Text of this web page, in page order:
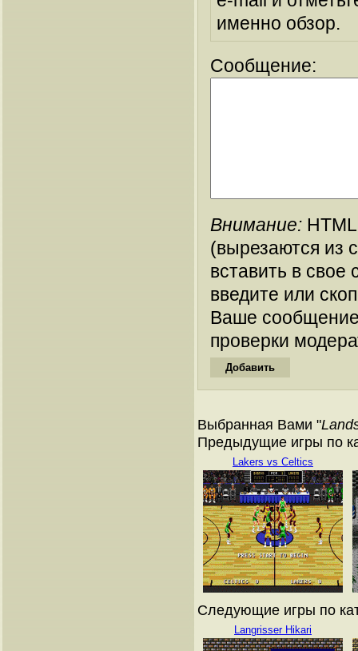
именно обзор.
Сообщение:
Внимание:
(вырезаются из
вставить в
введите или
Ваше
проверки
Выбранная Вами "
Предыдущие игры по
Lakers vs Celtics
Следующие игры по
Langrisser Hikari